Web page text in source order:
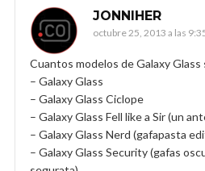
JONNIHER
octubre 25, 2013 a las
Cuantos modelos de Galaxy Glass
– Galaxy Glass
– Galaxy Glass Ciclope
– Galaxy Glass Fell like a Sir (un
– Galaxy Glass Nerd (gafapasta
– Galaxy Glass Security (gafas